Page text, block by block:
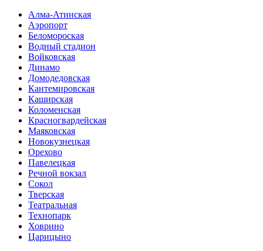
Алма-Атинская
Аэропорт
Беломороская
Водный стадион
Войковская
Динамо
Домоде­довская
Кантеми­ровская
Каширская
Коломенская
Красногвар­дейская
Маяковская
Новокузнецкая
Орехово
Павелецкая
Речной вокзал
Сокол
Тверская
Театральная
Технопарк
Ховрино
Царицыно